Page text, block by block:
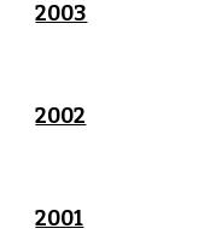
2003
2002
2001